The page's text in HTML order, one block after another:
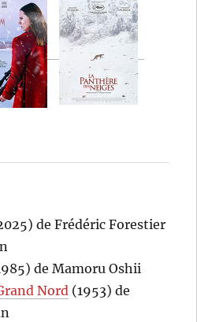
de Frédéric Forestier
de Mamoru Oshii
Nord (1953) de